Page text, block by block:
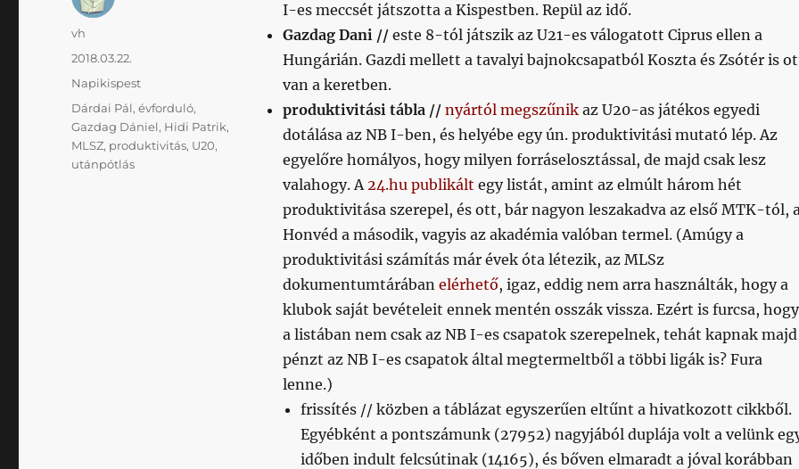
I-es meccsét játszotta a Kispestben. Repül az idő.
Gazdag Dani //este 8-tól játszik az U21-es válogatott Ciprus ellen a
Hungárián. Gazdi mellett a tavalyi bajnokcsapatból Koszta és Zsótér is
van a keretben.
produktivitási tábla // nyártól megszűnikaz U20-as játékos egyedi
dotálása az NB I-ben, és helyébe egy ún. produktivitási mutató lép. Az
egyelőre homályos, hogy milyen forráselosztással, de majd csak lesz
valahogy. A24.hu publikált egy listát, amint az elmúlt három hét
produktivitása szerepel, és ott, bár nagyon leszakadva az első MTK-tól,
Honvéd a második, vagyis az akadémia valóban termel. (Amúgy a
produktivitási számítás már évek óta létezik, az MLSz
dokumentumtárában elérhető, igaz, eddig nem arra használták, hogy a
klubok saját bevételeit ennek mentén osszák vissza. Ezért is furcsa, hogy
a listában nem csak az NB I-es csapatok szerepelnek, tehát kapnak majd
pénzt az NB I-es csapatok által megtermeltből a többi ligák is? Fura
lenne.)
frissítés // közben a táblázat egyszerűen eltűnt a hivatkozott cikkből.
Egyébként a pontszámunk (27952) nagyjából duplája volt a velünk
időben indult felcsútinak (14165), és bőven elmaradt a jóval korábban
Szerző
vh
Közzétéve
2018.03.22.
Kategória
Napikispest
Címke
Dárdai Pál,évforduló,
Gazdag Dániel, Hidi Patrik,
MLSZ, produktivitás, U20,
utánpótlás